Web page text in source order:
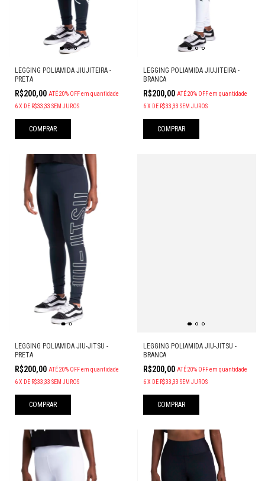
LEGGING POLIAMIDA JIUJITEIRA -
PRETA
R$200,00 ATÉ 20% OFFem quantidade
6X DE R$33,33 SEM JUROS
COMPRAR
LEGGING POLIAMIDA JIUJITEIRA -
BRANCA
R$200,00 ATÉ 20% OFF em quantidade
6 X DE R$33,33 SEM JUROS
COMPRAR
LEGGING POLIAMIDA JIU-JITSU -
PRETA
R$200,00 ATÉ 20% OFFem quantidade
6X DE R$33,33 SEM JUROS
COMPRAR
LEGGING POLIAMIDA JIU-JITSU -
BRANCA
R$200,00 ATÉ 20% OFF em quantidade
6 X DE R$33,33 SEM JUROS
COMPRAR